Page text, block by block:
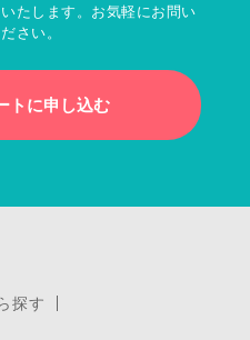
たします。お気軽にお問い
さい。
トに申し込む
探す